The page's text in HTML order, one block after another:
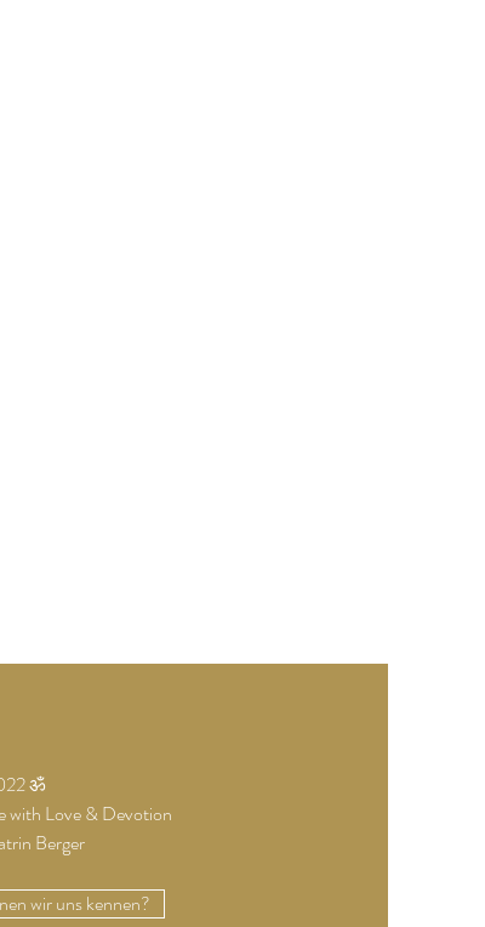
ॐ
with Love & Devotion
Berger
wir uns kennen?